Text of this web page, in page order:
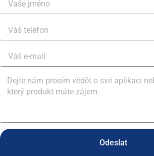
Odeslat